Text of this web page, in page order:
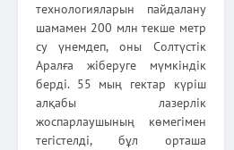
технологияларын пайдалану
шамамен 200 млн текше метр
су үнемдеп, оны Солтүстік
Аралға жіберуге мүмкіндік
берді. 55 мың гектар күріш
алқабы лазерлік
жоспарлаушының көмегімен
тегістелді, бұл орташа